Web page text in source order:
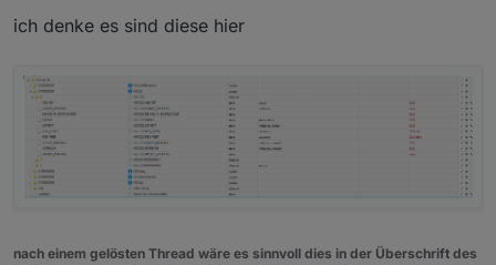
ich denke es sind diese hier
nach einem gelösten Thread wäre es sinnvoll dies in der Überschrift des